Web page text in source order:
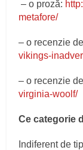
– o proză:
metafore/
– o recenzie
vikings-
– o recenzie
virginia-woolf/
Ce categorie
Indiferent de